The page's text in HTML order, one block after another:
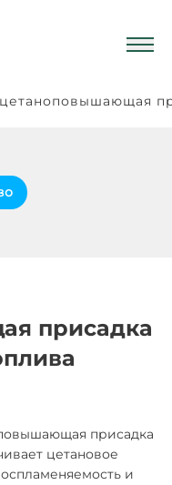
присадка
присадка
цетановое
и